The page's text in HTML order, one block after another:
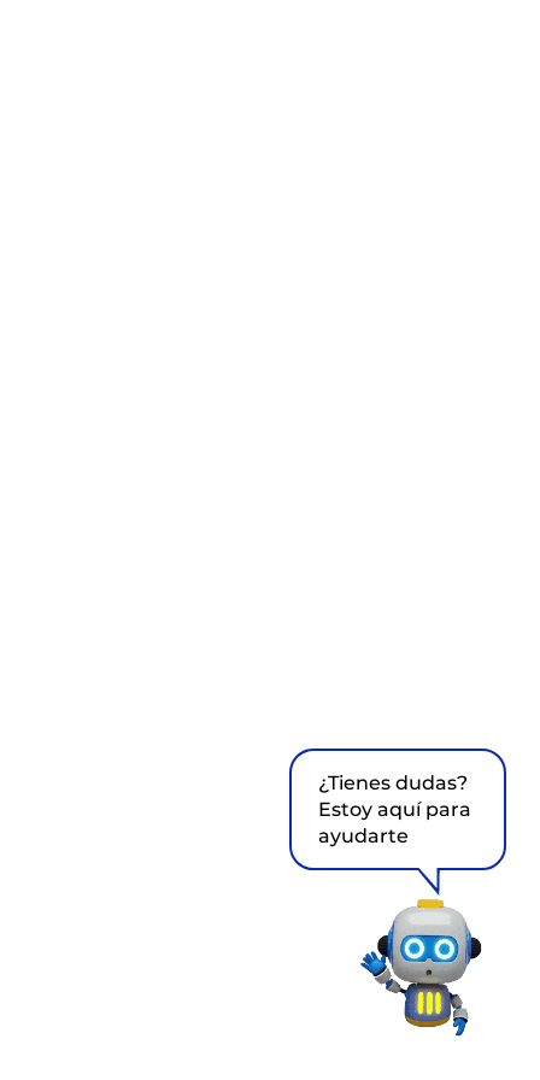
¿Tienes dudas?
Estoy aquí para
ayudarte